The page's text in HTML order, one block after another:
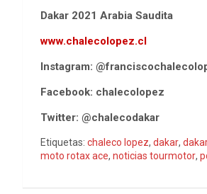
Dakar 2021 Arabia Saudita
www.chalecolopez.cl
Instagram:
Facebook: chalecolopez
Twitter: @chalecodakar
Etiquetas: chaleco lopez, dakar,
moto rotax ace, noticias tourmotor,